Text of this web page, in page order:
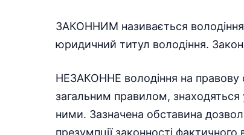
ЗАКОННИМ називається
юридичний титул володіння.
НЕЗАКОННЕ володіння на правову
загальним правилом, знаходяться
ними. Зазначена обставина
презумпції законності